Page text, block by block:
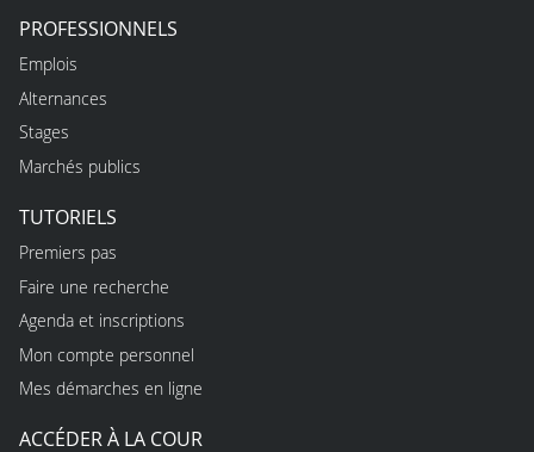
PROFESSIONNELS
Emplois
Alternances
Stages
Marchés publics
TUTORIELS
Premiers pas
Faire une recherche
Agenda et inscriptions
Mon compte personnel
Mes démarches en ligne
ACCÉDER À LA COUR